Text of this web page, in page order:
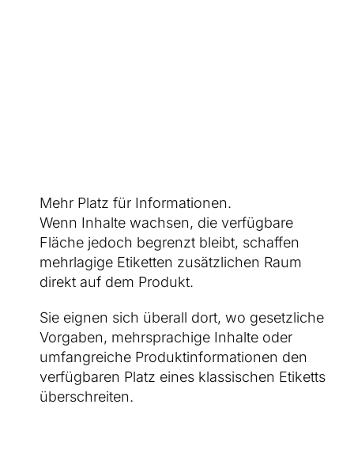
Mehr Platz für Informationen.
Wenn Inhalte wachsen, die verfügbare
Fläche jedoch begrenzt bleibt, schaffen
mehrlagige Etiketten zusätzlichen Raum
direkt auf dem Produkt.
Sie eignen sich überall dort, wo gesetzliche
Vorgaben, mehrsprachige Inhalte oder
umfangreiche Produktinformationen den
verfügbaren Platz eines klassischen Etiketts
überschreiten.